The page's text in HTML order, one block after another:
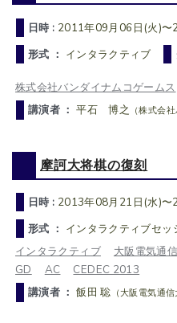
日時 : 2011年09月06日(火)
形式 ： インタラクティブ
株式会社バンダイナムコゲームス
講演者 ：平石 博之 （株式会
摩訶大将棋の復刻
日時 : 2013年08月21日(水)
形式 ： インタラクティブセッ
インタラクティブ
大阪電気通
GD
AC
CEDEC 2013
講演者 ：飯田 聡 （大阪電気通